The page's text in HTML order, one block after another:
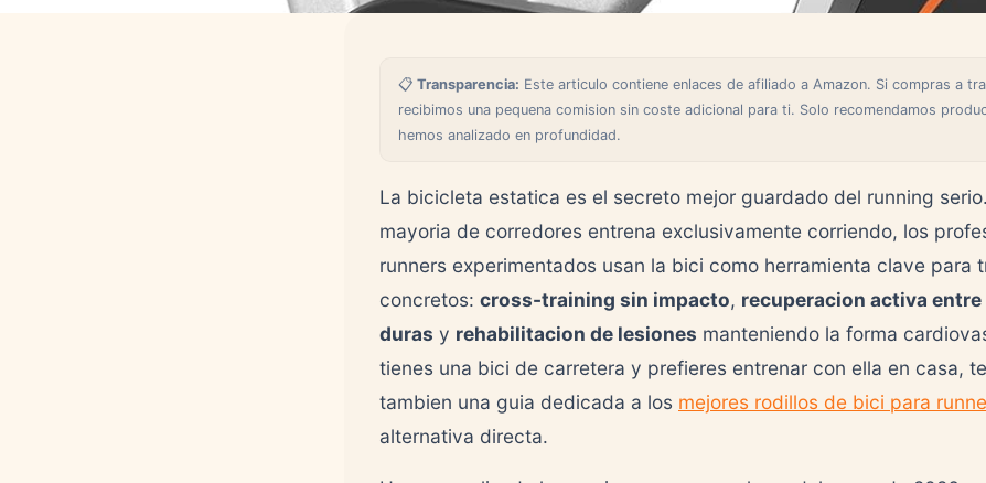
📋 Transparencia: Este articulo contiene enlaces de afiliado a Amazon. Si compras a
recibimos una pequena comision sin coste adicional para ti. Solo recomendamos
hemos analizado en profundidad.
La bicicleta estatica es el secreto mejor guardado del running
mayoria de corredores entrena exclusivamente corriendo, los
runners experimentados usan la bici como herramienta clave para
concretos: cross-training sin impacto, recuperacion activa
duras y rehabilitacion de lesiones manteniendo la forma
tienes una bici de carretera y prefieres entrenar con ella en casa,
tambien una guia dedicada a los mejores rodillos de bici para
alternativa directa.